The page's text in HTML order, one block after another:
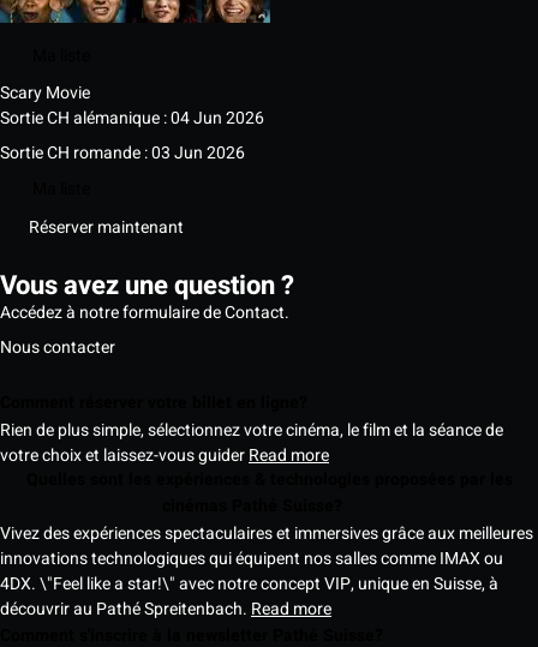
Scary Movie
Sortie CH alémanique : 04 Jun 2026
Sortie CH romande : 03 Jun 2026
Réserver maintenant
Vous avez une question ?
Accédez à notre formulaire de Contact.
Nous contacter
Rien de plus simple, sélectionnez votre cinéma, le film et la séance de
votre choix et laissez-vous guiderRead more
Vivez des expériences spectaculaires et immersives grâce aux meilleures
innovations technologiques qui équipent nos salles comme IMAX ou
4DX. \"Feel like a star!\" avec notre concept VIP, unique en Suisse, à
découvrir au Pathé Spreitenbach. Read more